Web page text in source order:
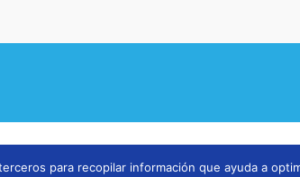
para recopilar información que ayuda a